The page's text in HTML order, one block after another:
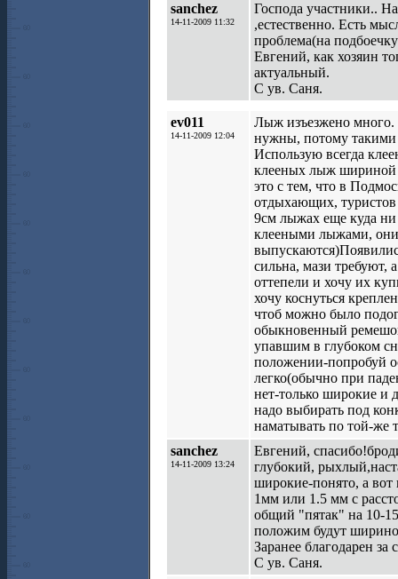
sanchez
14-11-2009 11:32
Господа участники..
,естественно. Есть
проблема(на
Евгений, как хозяин
актуальный.
С ув. Саня.
ev011
14-11-2009 12:04
Лыж изъезжено много.
нужны, потому такими
Использую всегда
клееных лыж шириной
это с тем, что в
отдыхающих, туристов
9см лыжах еще куда
клееными лыжами, они
сильна, мази требуют,
оттепели и хочу их
хочу коснуться
чтоб можно было
обыкновенный
упавшим в глубоком
положении-попробуй
легко(обычно при
нет-только широкие и
надо выбирать под
наматывать по той-же
sanchez
14-11-2009 13:24
Евгений,
глубокий,
широкие-понято, а вот
1мм или 1.5 мм с
общий "пятак" на 10-
положим будут
Заранее благодарен за
С ув. Саня.